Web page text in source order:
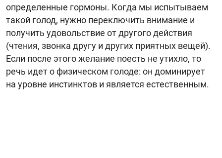
определенные гормоны. Когда мы испытываем
такой голод, нужно переключить внимание и
получить удовольствие от другого действия
(чтения, звонка другу и других приятных вещей).
Если после этого желание поесть не утихло, то
речь идет о физическом голоде: он доминирует
на уровне инстинктов и является естественным.